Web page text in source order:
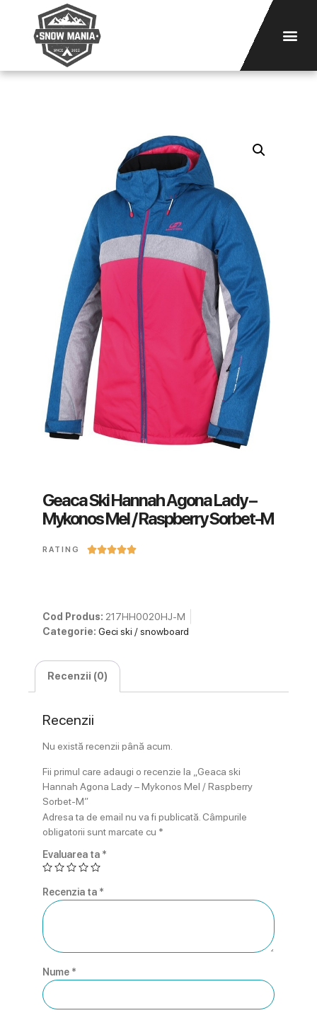
Geaca Ski Hannah Agona Lady –
Mykonos Mel / Raspberry Sorbet-M
RATING 
Cod Produs: 217HH0020HJ-M
Categorie: Geci ski / snowboard
Recenzii (0)
Recenzii
Nu există recenzii până acum.
Fii primul care adaugi o recenzie la „Geaca ski
Hannah Agona Lady – Mykonos Mel / Raspberry
Sorbet-M”
Adresa ta de email nu va fi publicată. Câmpurile
obligatorii sunt marcate cu *
Evaluarea ta *
Recenzia ta *
Nume *